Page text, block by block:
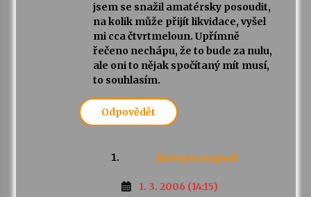
jsem se snažil amatérsky posoudit,
na kolik může přijít likvidace, vyšel
mi cca čtvrtmeloun. Upřímně
řečeno nechápu, že to bude za nulu,
ale oni to nějak spočítaný mít musí,
to souhlasím.
Odpovědět
Anonym napsal:
1. 3. 2006 (14:15)